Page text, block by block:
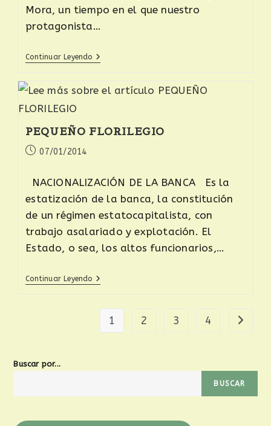
Mora, un tiempo en el que nuestro
protagonista…
Continuar Leyendo
PEQUEÑO FLORILEGIO
07/01/2014
NACIONALIZACIÓN DE LA BANCA Es la
estatización de la banca, la constitución
de un régimen estatocapitalista, con
trabajo asalariado y explotación. El
Estado, o sea, los altos funcionarios,…
Continuar Leyendo
1 2 3 4
Buscar por...
BUSCAR